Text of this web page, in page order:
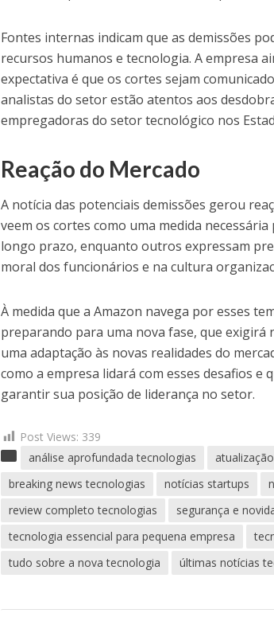
Fontes internas indicam que as demissões
recursos humanos e tecnologia. A empresa
expectativa é que os cortes sejam
analistas do setor estão atentos aos
empregadoras do setor tecnológico nos
Reação do Mercado
A notícia das potenciais demissões gerou
veem os cortes como uma medida
longo prazo, enquanto outros expressam
moral dos funcionários e na cultura
À medida que a Amazon navega por esses
preparando para uma nova fase, que exigirá
uma adaptação às novas realidades do
como a empresa lidará com esses desafios
garantir sua posição de liderança no setor.
Post Views: 339
análise aprofundada tecnologias
breaking news tecnologias
notícias startups
review completo tecnologias
segurança e
tecnologia essencial para pequena empresa
tudo sobre a nova tecnologia
últimas notícias